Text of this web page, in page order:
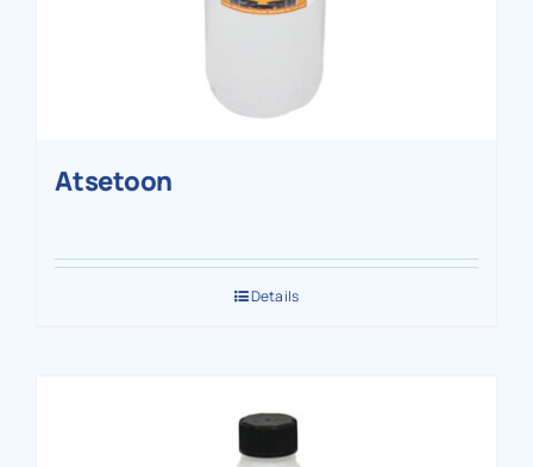
Atsetoon
Details